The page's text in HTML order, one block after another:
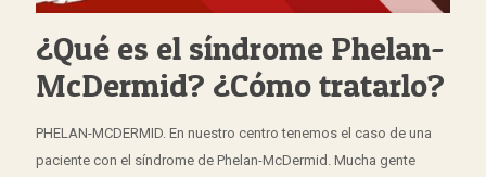
¿Qué es el síndrome Phelan-
McDermid? ¿Cómo tratarlo?
PHELAN-MCDERMID. En nuestro centro tenemos el caso de una
paciente con el síndrome de Phelan-McDermid. Mucha gente